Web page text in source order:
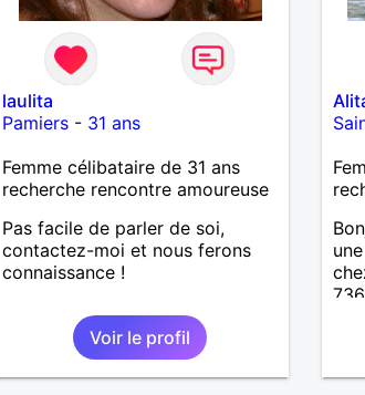
laulita
Pamiers- 31 ans
Femme célibataire de 31 ans
recherche rencontre amoureuse
Pas facile de parler de soi,
contactez-moi et nous ferons
connaissance !
Voir le profil
qui